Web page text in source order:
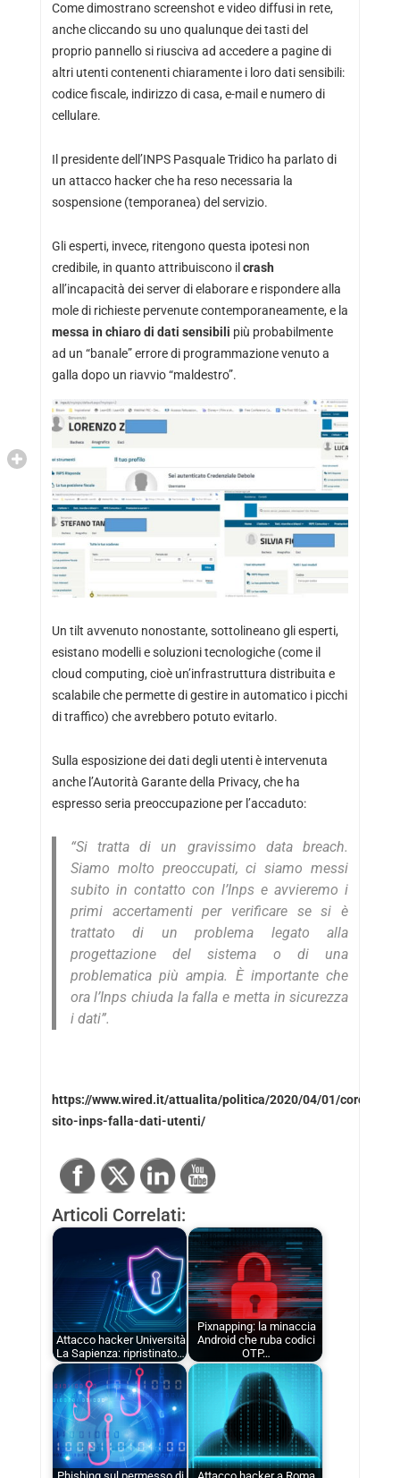
Come dimostrano screenshot e video diffusi in rete,
anche cliccando su uno qualunque dei tasti del
proprio pannello si riusciva ad accedere a pagine di
altri utenti contenenti chiaramente i loro dati sensibili:
codice fiscale, indirizzo di casa, e-mail e numero di
cellulare.
Il presidente dell’INPS Pasquale Tridico ha parlato di
un attacco hacker che ha reso necessaria la
sospensione (temporanea) del servizio.
Gli esperti, invece, ritengono questa ipotesi non
credibile, in quanto attribuiscono il crash
all’incapacità dei server di elaborare e rispondere alla
mole di richieste pervenute contemporaneamente, e la
messa in chiaro di dati sensibili più probabilmente
ad un “banale” errore di programmazione venuto a
galla dopo un riavvio “maldestro”.
Un tilt avvenuto nonostante, sottolineano gli esperti,
esistano modelli e soluzioni tecnologiche (come il
cloud computing, cioè un’infrastruttura distribuita e
scalabile che permette di gestire in automatico i picchi
di traffico) che avrebbero potuto evitarlo.
Sulla esposizione dei dati degli utenti è intervenuta
anche l’Autorità Garante della Privacy, che ha
espresso seria preoccupazione per l’accaduto:
“Si tratta di un gravissimo data breach.
Siamo molto preoccupati, ci siamo messi
subito in contatto con l’Inps e avvieremo i
primi accertamenti per verificare se si è
trattato di un problema legato alla
progettazione del sistema o di una
problematica più ampia. È importante che
ora l’Inps chiuda la falla e metta in sicurezza
i dati”.
https://www.wired.it/attualita/politica/2020/04/01/
sito-inps-falla-dati-utenti/
Articoli Correlati:
Attacco hacker Università
La Sapienza: ripristinato…
Pixnapping: la minaccia
Android che ruba codici
OTP…